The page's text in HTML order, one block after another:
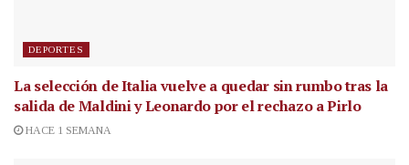
DEPORTES
La selección de Italia vuelve a quedar sin rumbo tras la
salida de Maldini y Leonardo por el rechazo a Pirlo
HACE 1 SEMANA